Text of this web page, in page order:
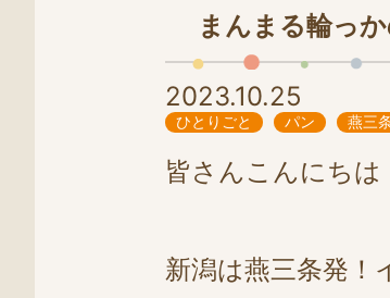
まんまる輪っ
2023.10.25
ひとりごと パン 燕三
皆さんこんにちは
新潟は燕三条発！